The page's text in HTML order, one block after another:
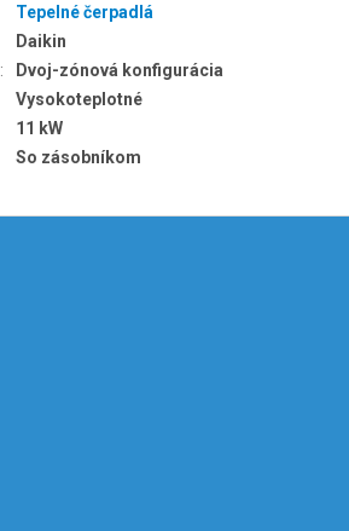
Tepelné čerpadlá
Daikin
:
Dvoj-zónová konfigurácia
Vysokoteplotné
11 kW
So zásobníkom